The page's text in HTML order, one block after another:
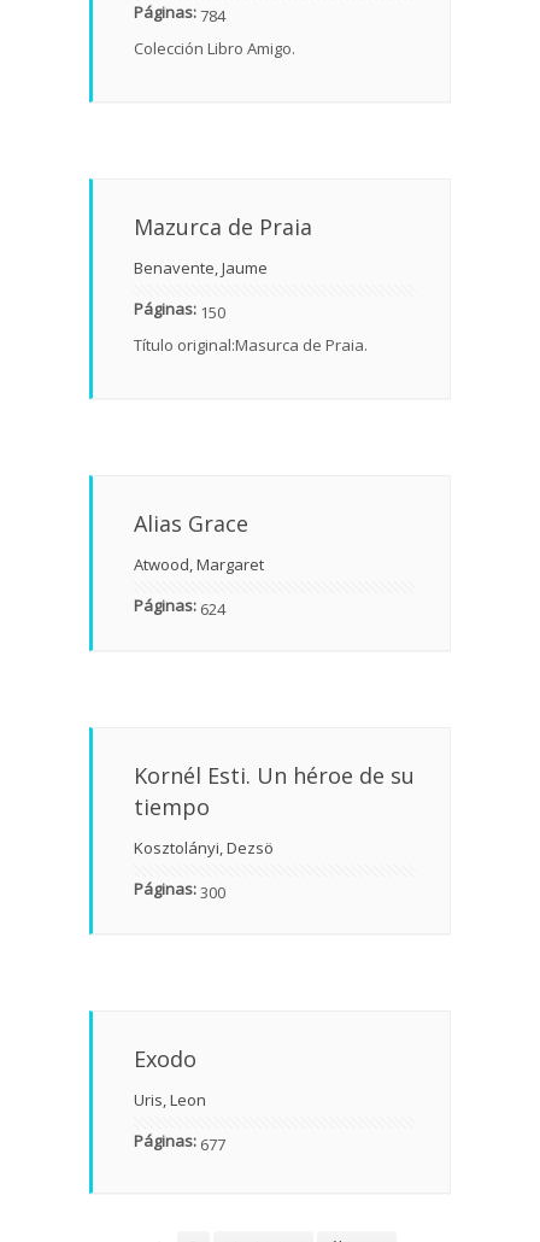
Páginas:784
Colección Libro Amigo.
Mazurca de Praia
Benavente, Jaume
Páginas: 150
Título original:Masurca de Praia.
Alias Grace
Atwood, Margaret
Páginas: 624
Kornél Esti. Un héroe de su
tiempo
Kosztolányi, Dezsö
Páginas:300
Exodo
Uris, Leon
Páginas: 677